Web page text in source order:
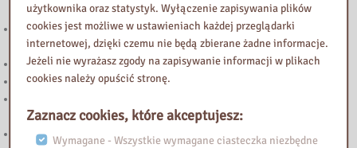
221. Kierunek STEAM: rozwój strefy multimedialnej w Bibliotece
Pedagogicznej w Żyrardowie
Powstanie Warszawskie 1944
Nowy wpis na blogu „Biblioteka Vintage”
Mazowieckiego
Zapraszamy do lektury nowego wpisu na blogu Biblioteka Vintage!
użytkownika oraz statystyk. Wyłączenie zapisywania plików
cookies jest możliwe w ustawieniach każdej przeglądarki
internetowej, dzięki czemu nie będą zbierane żadne informacje.
Jeżeli nie wyrażasz zgody na zapisywanie informacji w plikach
cookies należy opuścić stronę.
Zaznacz cookies, które akceptujesz:
Wymagane - Wszystkie wymagane ciasteczka niezbędne